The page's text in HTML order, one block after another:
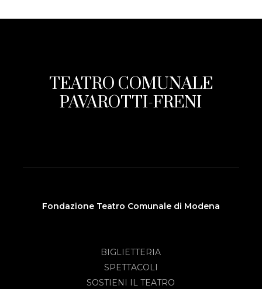
TEATRO COMUNALE
PAVAROTTI-FRENI
Fondazione Teatro Comunale di Modena
BIGLIETTERIA
SPETTACOLI
SOSTIENI IL TEATRO